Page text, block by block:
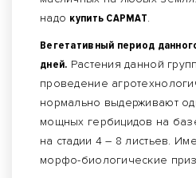
надо купить САРМАТ.
Вегетативный период
дней. Растения данной
проведение
нормально выдерживают
мощных гербицидов на
на стадии 4 – 8 листьев.
морфо-биологические